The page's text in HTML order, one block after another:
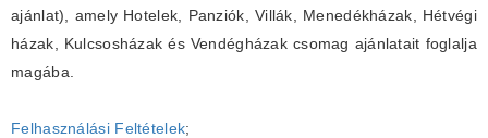
ajánlat), amely Hotelek, Panziók, Villák, Menedékházak, Hétvégi
házak, Kulcsosházak és Vendégházak csomag ajánlatait foglalja
magába.
Felhasználási Feltételek;